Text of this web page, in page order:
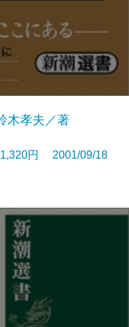
木孝夫／著
円 2001/09/18